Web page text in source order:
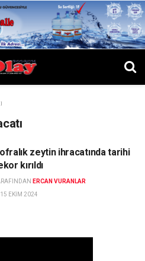
zeytin ihracatında tarihi
kırıldı
ERCAN VURANLAR
15 EKIM 2024